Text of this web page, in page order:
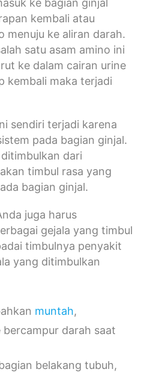
ke bagian ginjal
kembali atau
menuju ke aliran darah.
satu asam amino ini
ke dalam cairan urine
kembali maka terjadi
sendiri terjadi karena
pada bagian ginjal.
dari
timbul rasa yang
bagian ginjal.
juga harus
gejala yang timbul
timbulnya penyakit
yang ditimbulkan
muntah,
bercampur darah saat
belakang tubuh,